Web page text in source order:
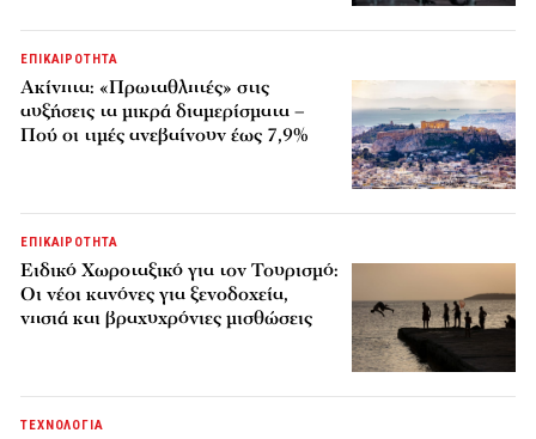
ΕΠΙΚΑΙΡΟΤΗΤΑ
Ακίνητα: «Πρωταθλητές» στις
αυξήσεις τα μικρά διαμερίσματα –
Πού οι τιμές ανεβαίνουν έως 7,9%
ΕΠΙΚΑΙΡΟΤΗΤΑ
Ειδικό Χωροταξικό για τον Τουρισμό:
Οι νέοι κανόνες για ξενοδοχεία,
νησιά και βραχυχρόνιες μισθώσεις
ΤΕΧΝΟΛΟΓΙΑ